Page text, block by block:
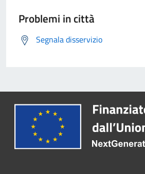
Problemi in città
Segnala disservizio